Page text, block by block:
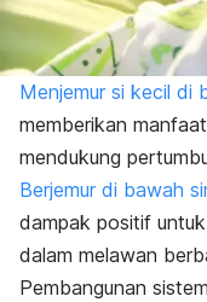
Menjemur si kecil di
memberikan
mendukung
Berjemur di bawah
dampak positif
dalam melawan
Pembangunan